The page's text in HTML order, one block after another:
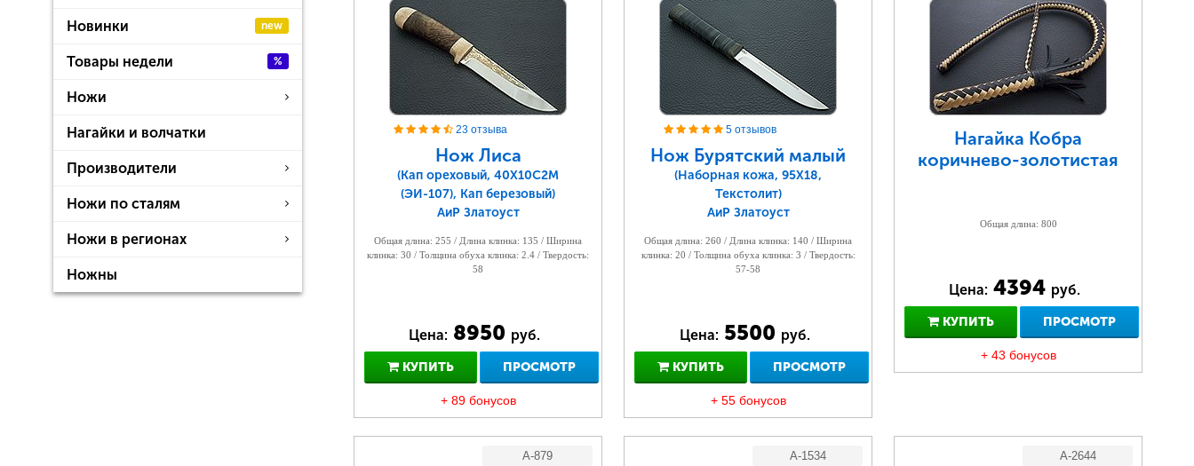
Новинки new
Товары недели %
Ножи
Нагайки и волчатки
Производители
Ножи по сталям
Ножи в регионах
Ножны
23 отзыва
Нож Лиса
(Кап ореховый, 40X10C2M
(ЭИ-107), Кап березовый)
АиР Златоуст
Общая длина: 255 / Длина клинка: 135 / Ширина
клинка: 30 / Толщина обуха клинка: 2.4 / Твердость:
58
Цена: 8950 руб.
КУПИТЬ ПРОСМОТР
+ 89 бонусов
5 отзывов
Нож Бурятский малый
(Наборная кожа, 95Х18,
Текстолит)
АиР Златоуст
Общая длина: 260 / Длина клинка: 140 / Ширина
клинка: 20 / Толщина обуха клинка: 3 / Твердость:
57-58
Цена: 5500 руб.
КУПИТЬ ПРОСМОТР
+ 55 бонусов
Нагайка Кобра
коричнево-золотистая
Общая длина: 800
Цена: 4394 руб.
КУПИТЬ ПРОСМОТР
+ 43 бонусов
A-879 A-1534 A-2644